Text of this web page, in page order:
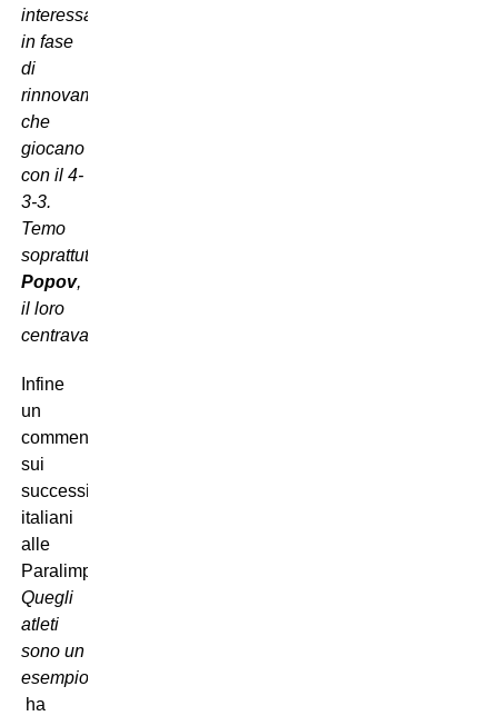
interessante,
in fase
di
rinnovamento,
che
giocano
con il 4-
3-3.
Temo
soprattutto
Popov,
il loro
centravanti
Infine
un
commento
sui
successi
italiani
alle
Paralimpiadi.
Quegli
atleti
sono un
esempio,
 ha